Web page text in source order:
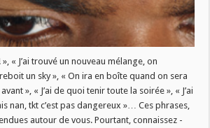
», « J’ai trouvé un nouveau mélange, on
un sky », « On ira en boîte quand on sera
», « J’ai de quoi tenir toute la soirée », « J’ai
nan, tkt c’est pas dangereux »… Ces phrases,
autour de vous. Pourtant, connaissez -